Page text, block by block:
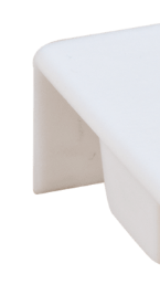
PANNELLI
KIT INVERTER
IMPIANTI
INVERTER
KIT
INVERTER